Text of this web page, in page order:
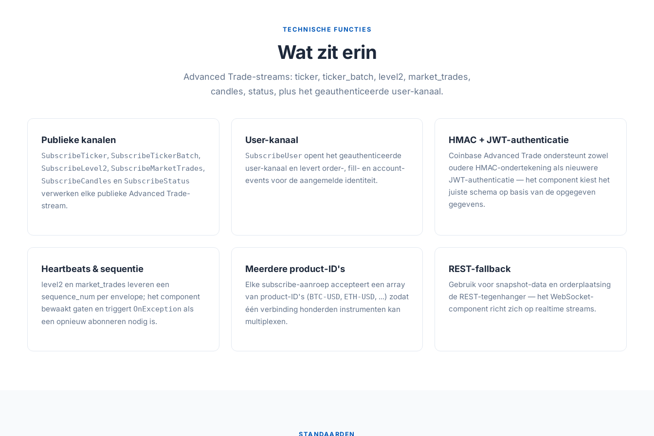
TECHNISCHE FUNCTIES
Wat zit erin
Advanced Trade-streams: ticker, ticker_batch, level2, market_trades,
candles, status, plus het geauthenticeerde user-kanaal.
Publieke kanalen
SubscribeTicker, SubscribeTickerBatch,
SubscribeLevel2, SubscribeMarketTrades,
SubscribeCandles en SubscribeStatus
verwerken elke publieke Advanced Trade-
stream.
User-kanaal
SubscribeUseropent het geauthenticeerde
user-kanaal en levert order-, fill- en account-
events voor de aangemelde identiteit.
HMAC + JWT-authenticatie
Coinbase Advanced Trade ondersteunt zowel
oudere HMAC-ondertekening als nieuwere
JWT-authenticatie — het component kiest het
juiste schema op basis van de opgegeven
gegevens.
Heartbeats & sequentie
level2 en market_trades leveren een
sequence_num per envelope; het component
bewaakt gaten en triggert OnException als
een opnieuw abonneren nodig is.
Meerdere product-ID's
Elke subscribe-aanroep accepteert een array
van product-ID's (BTC-USD, ETH-USD, ...) zodat
één verbinding honderden instrumenten kan
multiplexen.
REST-fallback
Gebruik voor snapshot-data en orderplaatsing
de REST-tegenhanger — het WebSocket-
component richt zich op realtime streams.
STANDAARDEN